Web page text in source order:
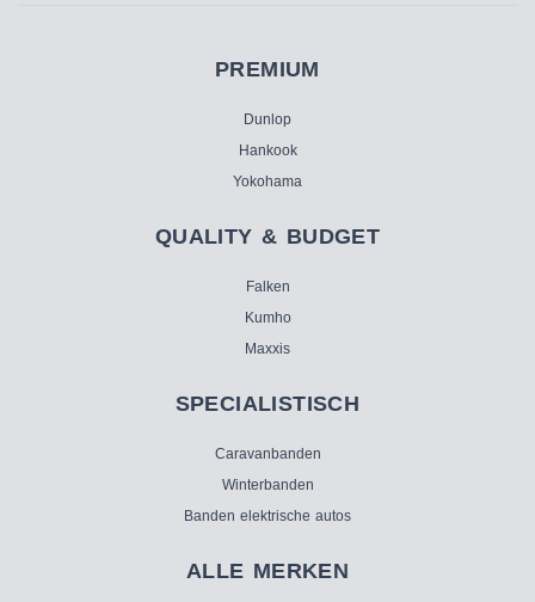
PREMIUM
Dunlop
Hankook
Yokohama
QUALITY & BUDGET
Falken
Kumho
Maxxis
SPECIALISTISCH
Caravanbanden
Winterbanden
Banden elektrische autos
ALLE MERKEN